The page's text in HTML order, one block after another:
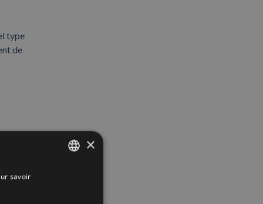
type
de
×
savoir